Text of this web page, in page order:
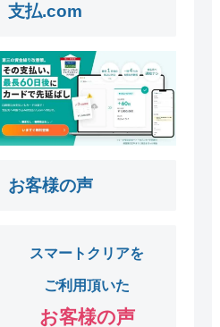
支払.com
お客様の声
スマートクリアを
ご利用頂いた
お客様の声